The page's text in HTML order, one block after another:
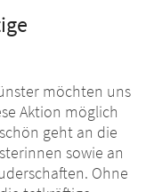
möchten uns
Aktion möglich
geht an die
sowie an
Ohne